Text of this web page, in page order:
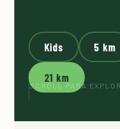
Kids 5 km
21 km
SCROLL PARA